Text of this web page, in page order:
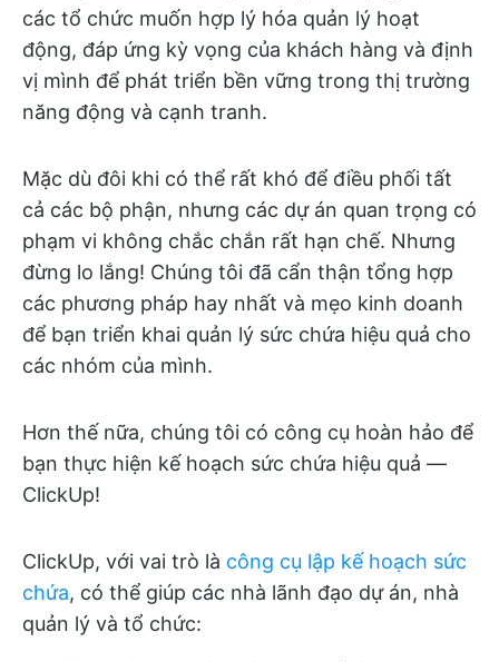
các tổ chức muốn hợp lý hóa quản lý hoạt
động, đáp ứng kỳ vọng của khách hàng và định
vị mình để phát triển bền vững trong thị trường
năng động và cạnh tranh.
Mặc dù đôi khi có thể rất khó để điều phối tất
cả các bộ phận, nhưng các dự án quan trọng có
phạm vi không chắc chắn rất hạn chế. Nhưng
đừng lo lắng! Chúng tôi đã cẩn thận tổng hợp
các phương pháp hay nhất và mẹo kinh doanh
để bạn triển khai quản lý sức chứa hiệu quả cho
các nhóm của mình.
Hơn thế nữa, chúng tôi có công cụ hoàn hảo để
bạn thực hiện kế hoạch sức chứa hiệu quả —
ClickUp!
ClickUp, với vai trò là công cụ lập kế hoạch sức
chứa, có thể giúp các nhà lãnh đạo dự án, nhà
quản lý và tổ chức: